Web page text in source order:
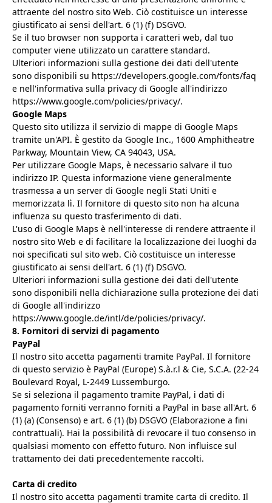
attraente del nostro sito Web. Ciò costituisce un interesse
giustificato ai sensi dell'art. 6 (1) (f) DSGVO.
Se il tuo browser non supporta i caratteri web, dal tuo
computer viene utilizzato un carattere standard.
Ulteriori informazioni sulla gestione dei dati dell'utente
sono disponibili su https://developers.google.com/fonts/faq
e nell'informativa sulla privacy di Google all'indirizzo
https://www.google.com/policies/privacy/.
Google Maps
Questo sito utilizza il servizio di mappe di Google Maps
tramite un'API. È gestito da Google Inc., 1600 Amphitheatre
Parkway, Mountain View, CA 94043, USA.
Per utilizzare Google Maps, è necessario salvare il tuo
indirizzo IP. Questa informazione viene generalmente
trasmessa a un server di Google negli Stati Uniti e
memorizzata lì. Il fornitore di questo sito non ha alcuna
influenza su questo trasferimento di dati.
L'uso di Google Maps è nell'interesse di rendere attraente il
nostro sito Web e di facilitare la localizzazione dei luoghi da
noi specificati sul sito web. Ciò costituisce un interesse
giustificato ai sensi dell'art. 6 (1) (f) DSGVO.
Ulteriori informazioni sulla gestione dei dati dell'utente
sono disponibili nella dichiarazione sulla protezione dei dati
di Google all'indirizzo
https://www.google.de/intl/de/policies/privacy/.
8. Fornitori di servizi di pagamento
PayPal
Il nostro sito accetta pagamenti tramite PayPal. Il fornitore
di questo servizio è PayPal (Europe) S.à.r.l & Cie, S.C.A. (22-24
Boulevard Royal, L-2449 Lussemburgo.
Se si seleziona il pagamento tramite PayPal, i dati di
pagamento forniti verranno forniti a PayPal in base all'Art. 6
(1) (a) (Consenso) e art. 6 (1) (b) DSGVO (Elaborazione a fini
contrattuali). Hai la possibilità di revocare il tuo consenso in
qualsiasi momento con effetto futuro. Non influisce sul
trattamento dei dati precedentemente raccolti.
Carta di credito
Il nostro sito accetta pagamenti tramite carta di credito. Il